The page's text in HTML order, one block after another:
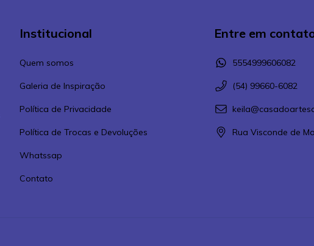
Institucional
Quem somos
Galeria de Inspiração
Política de Privacidade
Política de Trocas e Devoluções
Whatssap
Contato
Entre em
5554999606082
(54) 99660-6082
Rua Visconde de